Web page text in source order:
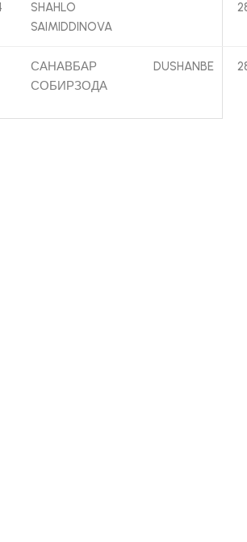
SHAHLO
SAIMIDDINOVA
САНАВБАР
СОБИРЗОДА
DUSHANBE